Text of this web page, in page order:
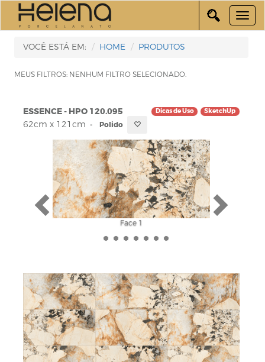
VOCÊ ESTÁ EM: HOME PRODUTOS
MEUS FILTROS: NENHUM FILTRO SELECIONADO.
ESSENCE - HPO 120.095 SketchUp
Dicas de Uso
62cm x 121cm - Polido
Face 1